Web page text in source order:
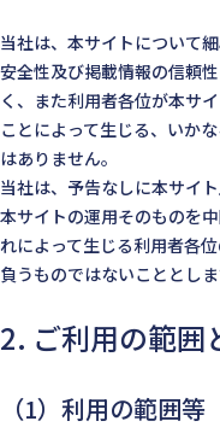
当社は、本サイトについて
安全性及び掲載情報の信頼
く、また利用者各位が本サ
ことによって生じる、いか
はありません。
当社は、予告なしに本サイ
本サイトの運用そのものを
れによって生じる利用者各
負うものではないこととし
2. ご利用の範囲
（1）利用の範囲等